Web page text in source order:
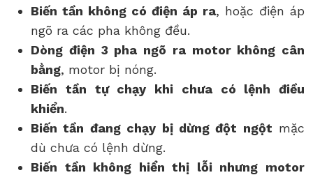
Biến tần không có điện áp ra, hoặc điện áp
ngõ ra các pha không đều.
Dòng điện 3 pha ngõ ra motor không cân
bằng, motor bị nóng.
Biến tần tự chạy khi chưa có lệnh điều
khiển.
Biến tần đang chạy bị dừng đột ngột mặc
dù chưa có lệnh dừng.
Biến tần không hiển thị lỗi nhưng motor